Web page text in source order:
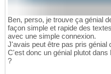
Ben, perso, je trouve ça génial
façon simple et rapide des
avec une simple connexion.
J'avais peut être pas pris génial
C'est donc un génial plutot
?